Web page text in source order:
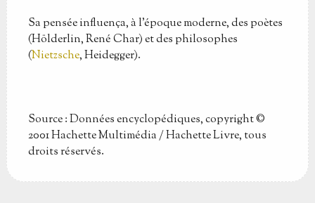
Sa pensée influença, à l'époque moderne, des poètes
(Hölderlin, René Char) et des philosophes
(Nietzsche, Heidegger).
Source : Données encyclopédiques, copyright ©
2001 Hachette Multimédia / Hachette Livre, tous
droits réservés.